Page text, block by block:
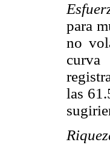
para
no
curva
las